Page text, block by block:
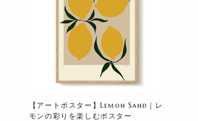
【アートポスター】Lemon Sand｜レ
モンの彩りを楽しむポスター